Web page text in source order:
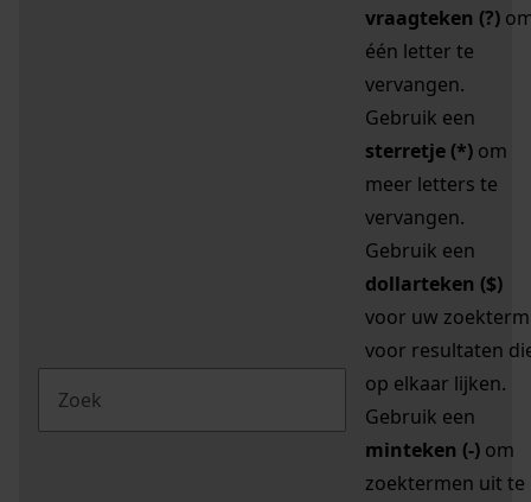
vraagteken (?)
één letter te
vervangen.
Gebruik een
sterretje (*) om
meer letters te
vervangen.
Gebruik een
dollarteken ($)
voor uw zoekterm
voor resultaten
op elkaar lijken.
Gebruik een
minteken (-) om
zoektermen uit te